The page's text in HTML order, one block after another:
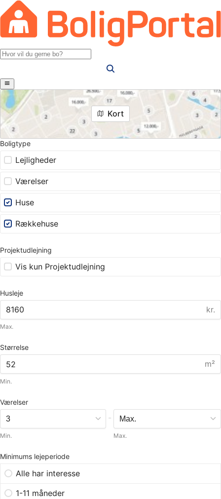
Kort
Boligtype
Lejligheder
Værelser
Huse
Rækkehuse
Projektudlejning
Vis kun Projektudlejning
Husleje
kr.
Max.
Størrelse
m²
Min.
Værelser
Min.
-
Max.
Minimums lejeperiode
Alle har interesse
1-11 måneder